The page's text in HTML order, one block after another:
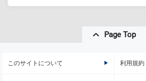
Page Top
このサイトについて 利用規約